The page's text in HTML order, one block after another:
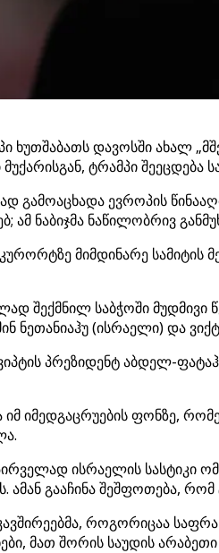
დავოსში ახალ
ტრამპი
ევროპის
ამ ნაბიჯმა ნაწილობრივ
მიმდინარე სამიტის
შექმნილ საბჭოში
ნეთანიაჰუ (ისრაელი) და
პრეზიდენტ აბდელ-
იმ იმედგაცრუების ფონზე,
ისრაელის სასტიკი
გააჩინა შეშფოთება,
როგორიცაა
მათ შორის საუდის